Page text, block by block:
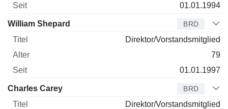
01.01.1994
William Shepard BRD
Direktor/Vorstandsmitglied
79
01.01.1997
Charles Carey BRD
Direktor/Vorstandsmitglied